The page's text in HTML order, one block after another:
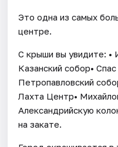
Это одна из самых
центре.
С крыши вы увидите: •
Казанский собор•
Петропавловский
Лахта Центр•
Александрийскую
на закате.